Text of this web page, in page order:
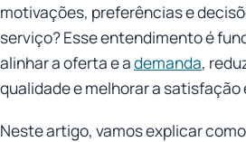
motivações, preferências e
serviço? Esse entendimento é
alinhar a oferta e ademanda,
qualidade e melhorar a
Neste artigo, vamos explicar